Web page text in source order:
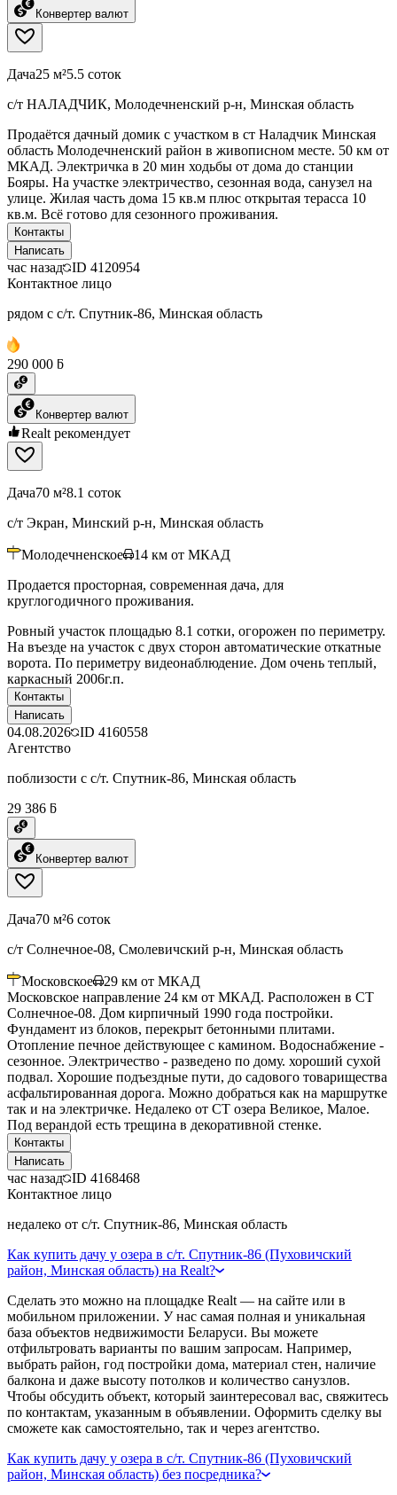
Конвертер валют
Дача25 м²5.5 соток
с/т НАЛАДЧИК, Молодечненский р-н, Минская область
Продаётся дачный домик с участком в ст Наладчик Минская
область Молодечненский район в живописном месте. 50 км от
МКАД. Электричка в 20 мин ходьбы от дома до станции
Бояры. На участке электричество, сезонная вода, санузел на
улице. Жилая часть дома 15 кв.м плюс открытая терасса 10
кв.м. Всё готово для сезонного проживания.
Контакты
Написать
час назад ID 4120954
Контактное лицо
рядом с с/т. Спутник-86, Минская область
290 000 ƃ
Конвертер валют
Realt рекомендует
Дача70 м²8.1 соток
с/т Экран, Минский р-н, Минская область
Молодечненское 14 км от МКАД
Продается просторная, современная дача, для
круглогодичного проживания.
Ровный участок площадью 8.1 сотки, огорожен по периметру.
На въезде на участок с двух сторон автоматические откатные
ворота. По периметру видеонаблюдение. Дом очень теплый,
каркасный 2006г.п.
Контакты
Написать
04.08.2026 ID 4160558
Агентство
поблизости с с/т. Спутник-86, Минская область
29 386 ƃ
Конвертер валют
Дача70 м²6 соток
с/т Солнечное-08, Смолевичский р-н, Минская область
Московское 29 км от МКАД
Московское направление 24 км от МКАД. Расположен в СТ
Солнечное-08. Дом кирпичный 1990 года постройки.
Фундамент из блоков, перекрыт бетонными плитами.
Отопление печное действующее с камином. Водоснабжение -
сезонное. Электричество - разведено по дому. хороший сухой
подвал. Хорошие подъездные пути, до садового товарищества
асфальтированная дорога. Можно добраться как на маршрутке
так и на электричке. Недалеко от СТ озера Великое, Малое.
Под верандой есть трещина в декоративной стенке.
Контакты
Написать
час назад ID 4168468
Контактное лицо
недалеко от с/т. Спутник-86, Минская область
Как купить дачу у озера в с/т. Спутник-86 (Пуховичский
район, Минская область) на Realt?
Сделать это можно на площадке Realt — на сайте или в
мобильном приложении. У нас самая полная и уникальная
база объектов недвижимости Беларуси. Вы можете
отфильтровать варианты по вашим запросам. Например,
выбрать район, год постройки дома, материал стен, наличие
балкона и даже высоту потолков и количество санузлов.
Чтобы обсудить объект, который заинтересовал вас, свяжитесь
по контактам, указанным в объявлении. Оформить сделку вы
сможете как самостоятельно, так и через агентство.
Как купить дачу у озера в с/т. Спутник-86 (Пуховичский
район, Минская область) без посредника?